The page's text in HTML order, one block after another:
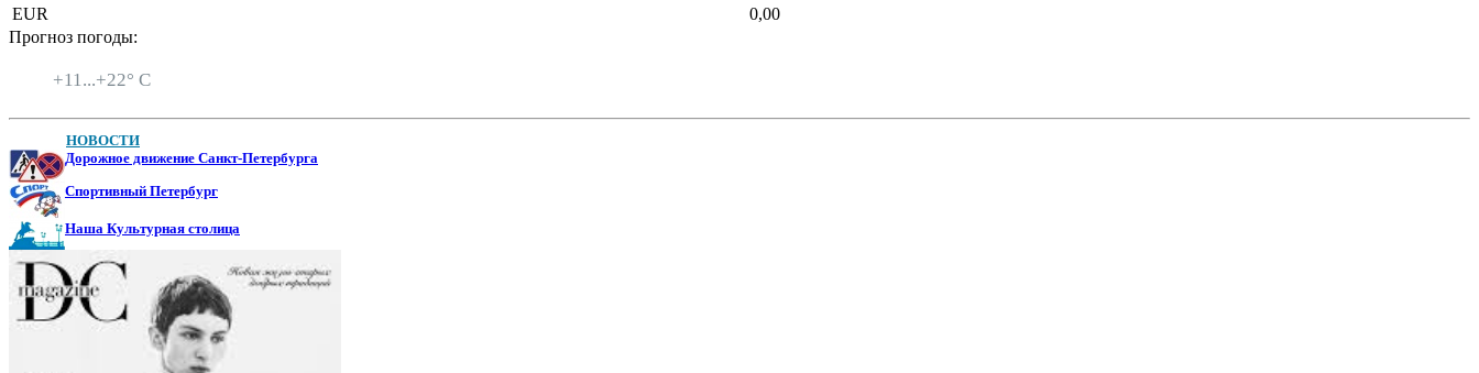
EUR
0,00
Прогноз погоды:
+11...+22° C
НОВОСТИ
Дорожное движение Санкт-Петербурга
Спортивный Петербург
Наша Культурная столица